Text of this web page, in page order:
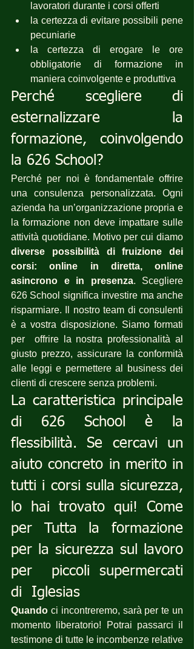
lavoratori durante i corsi offerti
la certezza di evitare possibili pene
pecuniarie
la certezza di erogare le ore
obbligatorie di formazione in
maniera coinvolgente e produttiva
Perché scegliere di
esternalizzare la
formazione, coinvolgendo
la 626 School?
Perché per noi è fondamentale offrire
una consulenza personalizzata. Ogni
azienda ha un’organizzazione propria e
la formazione non deve impattare sulle
diverse possibilità di fruizione dei
corsi: online in diretta, online
asincrono e in presenza. Scegliere
626 School significa investire ma anche
risparmiare. Il nostro team di consulenti
è a vostra disposizione. Siamo formati
per  offrire la nostra professionalità al
giusto prezzo, assicurare la conformità
alle leggi e permettere al business dei
clienti di crescere senza problemi.
La caratteristica principale
di 626 School è la
flessibilità. Se cercavi un
aiuto concreto in merito in
tutti i corsi sulla sicurezza,
lo hai trovato qui! Come
per Tutta la formazione
per la sicurezza sul lavoro
per  piccoli supermercati
di  Iglesias
Quando ci incontreremo, sarà per te un
momento liberatorio! Potrai passarci il
testimone di tutte le incombenze relative